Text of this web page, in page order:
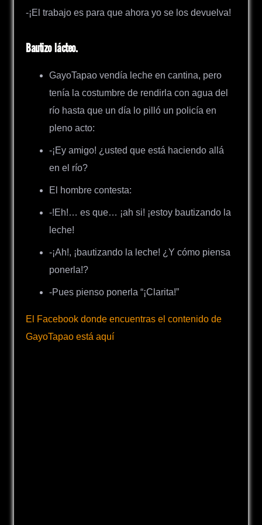
-¡El trabajo es para que ahora yo se los devuelva!
Bautizo lácteo.
GayoTapao vendía leche en cantina, pero
tenía la costumbre de rendirla con agua del
río hasta que un día lo pilló un policía en
pleno acto:
-¡Ey amigo! ¿usted que está haciendo allá
en el río?
El hombre contesta:
-!Eh!… es que… ¡ah si! ¡estoy bautizando la
leche!
-¡Ah!, ¡bautizando la leche! ¿Y cómo piensa
ponerla!?
-Pues pienso ponerla “¡Clarita!”
El Facebook donde encuentras el contenido de
GayoTapao está aquí